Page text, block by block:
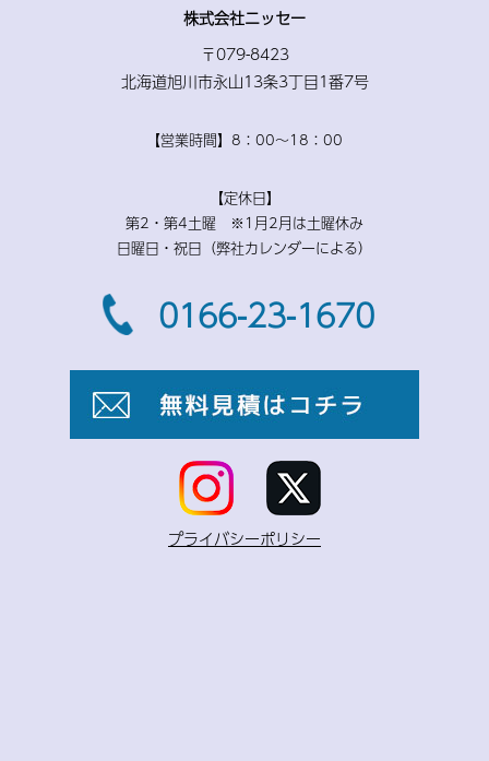
株式会社ニッセー
〒079-8423
北海道旭川市永山13条3丁目1番7号
【営業時間】8：00〜18：00
【定休日】
第2・第4土曜 ※1月2月は土曜休み
日曜日・祝日（弊社カレンダーによる）
0166-23-1670
プライバシーポリシー